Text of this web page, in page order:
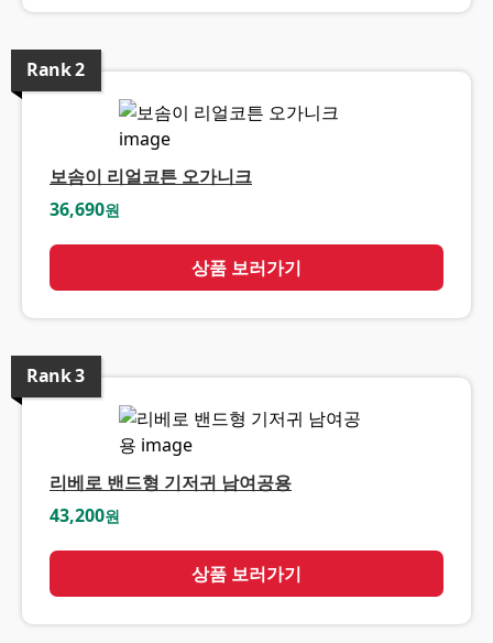
Rank2
보솜이 리얼코튼 오가니크
36,690원
상품 보러가기
Rank3
리베로 밴드형 기저귀 남여공용
43,200원
상품 보러가기